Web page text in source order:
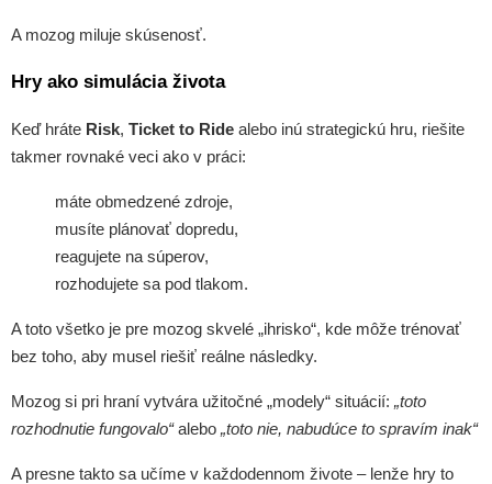
A mozog miluje skúsenosť.
Hry ako simulácia života
Keď hráte Risk, Ticket to Ride alebo inú strategickú hru, riešite
takmer rovnaké veci ako v práci:
máte obmedzené zdroje,
musíte plánovať dopredu,
reagujete na súperov,
rozhodujete sa pod tlakom.
A toto všetko je pre mozog skvelé „ihrisko“, kde môže trénovať
bez toho, aby musel riešiť reálne následky.
Mozog si pri hraní vytvára užitočné „modely“ situácií: „toto
rozhodnutie fungovalo“alebo „toto nie, nabudúce to spravím inak“
A presne takto sa učíme v každodennom živote – lenže hry to